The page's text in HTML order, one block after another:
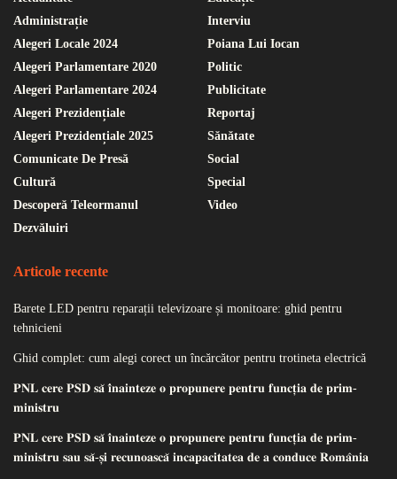
Administrație
Alegeri Locale 2024
Alegeri Parlamentare 2020
Alegeri Parlamentare 2024
Alegeri Prezidențiale
Alegeri Prezidențiale 2025
Comunicate De Presă
Cultură
Descoperă Teleormanul
Dezvăluiri
Interviu
Poiana Lui Iocan
Politic
Publicitate
Reportaj
Sănătate
Social
Special
Video
Articole recente
Barete LED pentru reparații televizoare și monitoare: ghid pentru
tehnicieni
Ghid complet: cum alegi corect un încărcător pentru trotineta electrică
𝐏𝐍𝐋 𝐜𝐞𝐫𝐞 𝐏𝐒𝐃 𝐬𝐚̆ 𝐢̂𝐧𝐚𝐢𝐧𝐭𝐞𝐳𝐞 𝐨 𝐩𝐫𝐨𝐩𝐮𝐧𝐞𝐫𝐞 𝐩𝐞𝐧𝐭𝐫𝐮 𝐟𝐮𝐧𝐜𝐭̦𝐢𝐚 𝐝𝐞 𝐩𝐫𝐢𝐦-
𝐦𝐢𝐧𝐢𝐬𝐭𝐫𝐮
𝐏𝐍𝐋 𝐜𝐞𝐫𝐞 𝐏𝐒𝐃 𝐬𝐚̆ 𝐢̂𝐧𝐚𝐢𝐧𝐭𝐞𝐳𝐞 𝐨 𝐩𝐫𝐨𝐩𝐮𝐧𝐞𝐫𝐞 𝐩𝐞𝐧𝐭𝐫𝐮 𝐟𝐮𝐧𝐜𝐭̦𝐢𝐚 𝐝𝐞 𝐩𝐫𝐢𝐦-
𝐦𝐢𝐧𝐢𝐬𝐭𝐫𝐮 𝐬𝐚𝐮 𝐬𝐚̆-𝐬̦𝐢 𝐫𝐞𝐜𝐮𝐧𝐨𝐚𝐬𝐜𝐚̆ 𝐢𝐧𝐜𝐚𝐩𝐚𝐜𝐢𝐭𝐚𝐭𝐞𝐚 𝐝𝐞 𝐚 𝐜𝐨𝐧𝐝𝐮𝐜𝐞 𝐑𝐨𝐦𝐚̂𝐧𝐢𝐚